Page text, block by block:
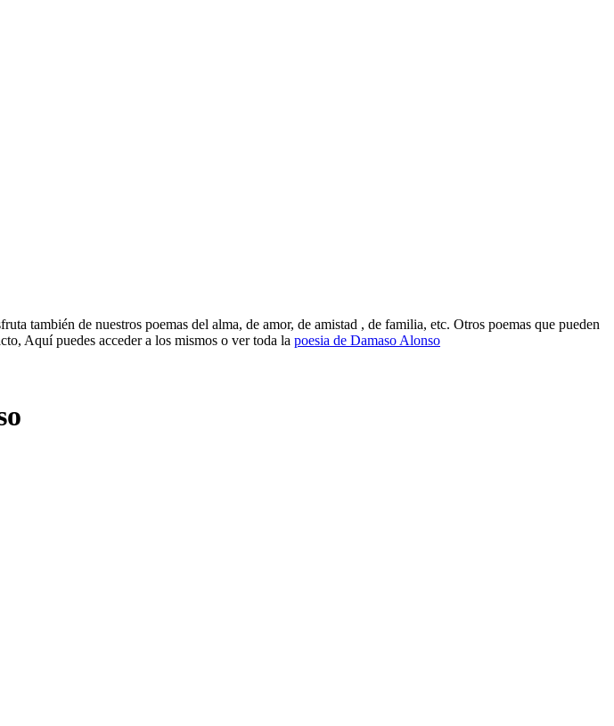
también de nuestros poemas del alma, de amor, de amistad , de familia, etc. Otros poemas que pueden
Aquí puedes acceder a los mismos o ver toda la poesia de Damaso Alonso